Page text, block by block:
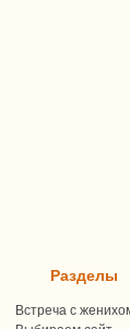
Разделы
Встреча с